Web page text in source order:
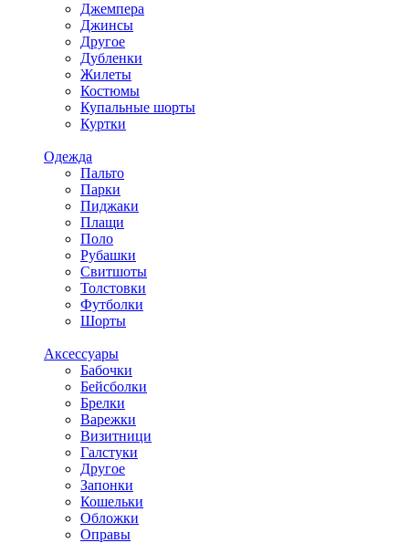
Джемпера
Джинсы
Другое
Дубленки
Жилеты
Костюмы
Купальные шорты
Куртки
Одежда
Пальто
Парки
Пиджаки
Плащи
Поло
Рубашки
Свитшоты
Толстовки
Футболки
Шорты
Аксессуары
Бабочки
Бейсболки
Брелки
Варежки
Визитници
Галстуки
Другое
Запонки
Кошельки
Обложки
Оправы